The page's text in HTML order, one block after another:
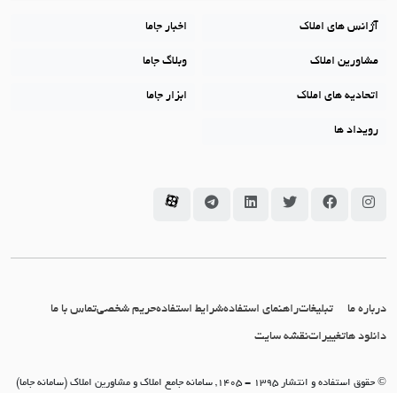
آژانس های املاک اخبار جاما
مشاورین املاک وبلاگ جاما
اتحادیه های املاک ابزار جاما
رویداد ها
سامانه جاما در اینستاگرام
سامانه جاما در فیسبوک
سامانه جاما در توئیتر
سامانه جاما در لینکداین
سامانه جاما در تلگرام
سامانه جاما در آپارات
درباره ما تبلیغاتراهنمای استفادهشرایط استفادهحریم شخصیتماس با ما
دانلود هاتغییراتنقشه سایت
© حقوق استفاده و انتشار 1395 - 1405, سامانه جامع املاک و مشاورین املاک (سامانه جاما)